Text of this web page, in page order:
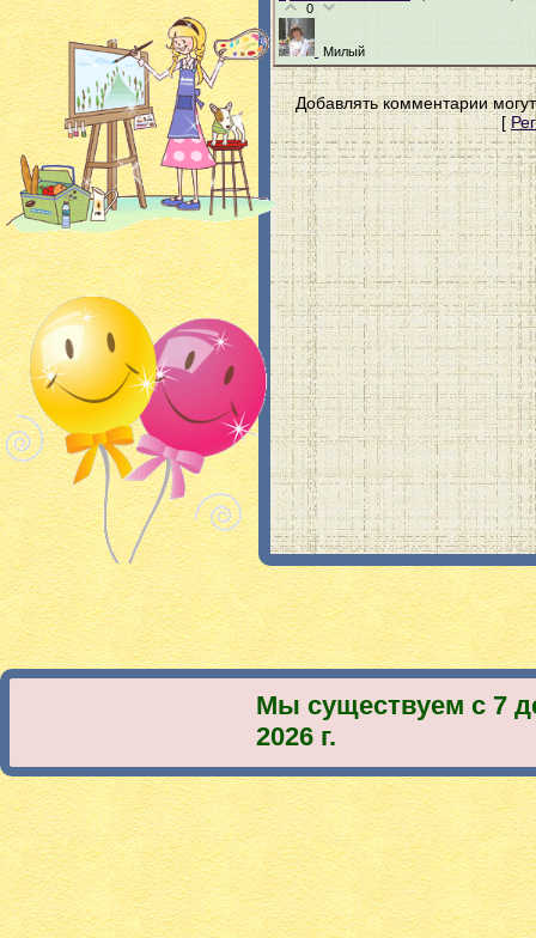
0
Милый
Добавлять комментарии
[
Мы существуем с 7
2026 г.